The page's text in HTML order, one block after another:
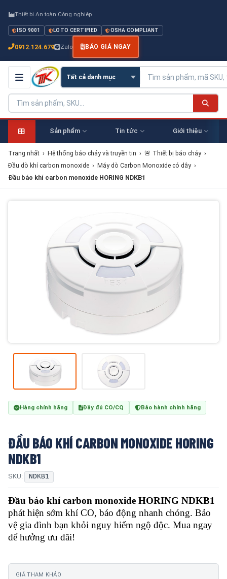
Thiết bị An toàn Công nghiệp
ISO 9001 LOTO CERTIFIED OSHA COMPLIANT
0912.124.679 Zalo BÁO GIÁ NGAY
Sản phẩm Tin tức Giới thiệu
Trang nhất › Hệ thống báo cháy và truyền tin › 🚨 Thiết bị báo cháy ›
Đầu dò khí carbon monoxide › Máy dò Carbon Monoxide có dây ›
Đầu báo khí carbon monoxide HORING NDKB1
Hàng chính hãng Đầy đủ CO/CQ Bảo hành chính hãng
ĐẦU BÁO KHÍ CARBON MONOXIDE HORING
NDKB1
SKU: NDKB1
Đầu báo khí carbon monoxide HORING NDKB1
phát hiện sớm khí CO, báo động nhanh chóng. Bảo
vệ gia đình bạn khỏi nguy hiểm ngộ độc. Mua ngay
để hưởng ưu đãi!
GIÁ THAM KHẢO